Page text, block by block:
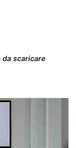
scaricare